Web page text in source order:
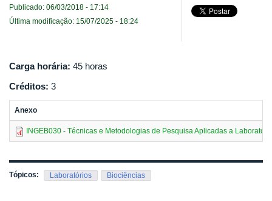
Publicado: 06/03/2018 - 17:14
Última modificação: 15/07/2025 - 18:24
Carga horária: 45 horas
Créditos: 3
Anexo
INGEB030 - Técnicas e Metodologias de Pesquisa Aplicadas a
Tópicos: Laboratórios Biociências